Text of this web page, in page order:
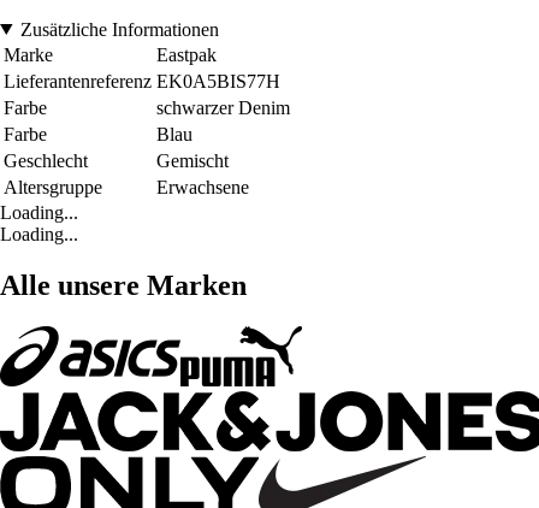
Zusätzliche Informationen
Marke
Eastpak
Lieferantenreferenz EK0A5BIS77H
Farbe
schwarzer Denim
Farbe
Blau
Geschlecht
Gemischt
Altersgruppe
Erwachsene
Loading...
Loading...
Alle unsere Marken